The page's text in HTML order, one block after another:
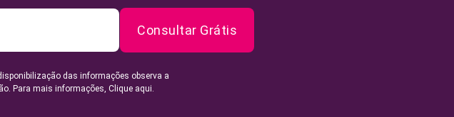
Consultar Grátis
das informações observa a
Para mais informações, Clique aqui.